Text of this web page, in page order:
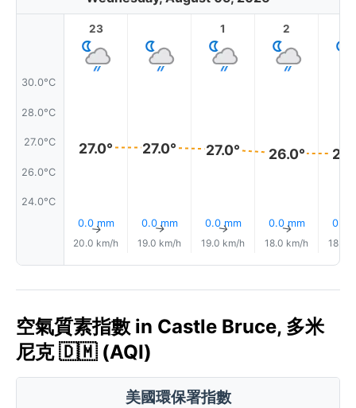
30.0°C
28.0°C
27.0°C
26.0°C
24.0°C
23
27.0°
0.0 mm
↑
20.0 km/h
27.0°
0.0 mm
↑
19.0 km/h
1
27.0°
0.0 mm
↑
19.0 km/h
2
26.0°
0.0 mm
↑
18.0 km/h
0.0
18.0
空氣質素指數 in Castle Bruce, 多米
尼克 🇩🇲 (AQI)
美國環保署指數